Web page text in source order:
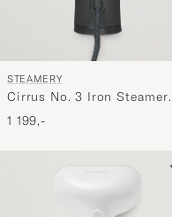
STEAMERY
Cirrus No. 3 Iron Steamer
Charcoal
1 199,-